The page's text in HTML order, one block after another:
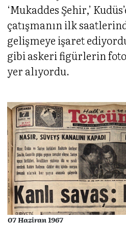
‘Mukaddes Şehir,’
çatışmanın ilk
gelişmeye işaret
gibi askeri figürlerin
yer alıyordu.
07 Haziran 1967